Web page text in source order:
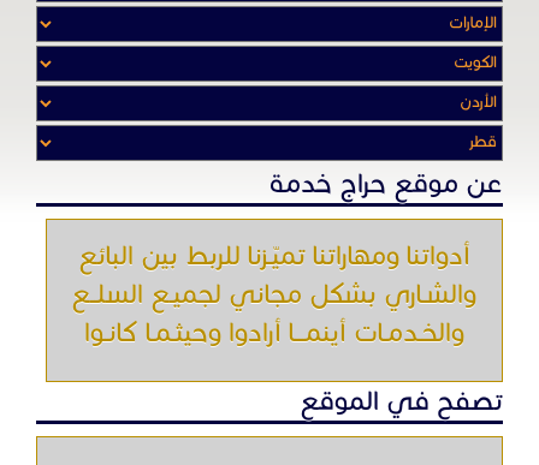
عن موقع حراج خدمة
أدواتنا ومهاراتنا تميّـزنا للربط بين البائع
والشـاري بشكل مجاني لجميـع السلــع
والخـدمـات أينمـــا أرادوا وحيثـمـا كانـوا
تصفح في الموقع